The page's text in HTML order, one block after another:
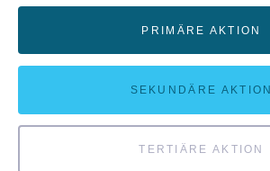
PRIMÄRE AKTION
SEKUNDÄRE AKTION
TERTIÄRE AKTION